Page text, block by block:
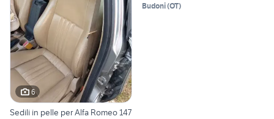
6
Sedili in pelle per Alfa Romeo 147
Budoni(OT)